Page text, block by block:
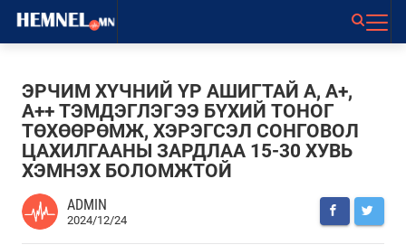
ЭРЧИМ ХҮЧНИЙ ҮР АШИГТАЙ А, А+,
А++ ТЭМДЭГЛЭГЭЭ БҮХИЙ ТОНОГ
ТӨХӨӨРӨМЖ, ХЭРЭГСЭЛ СОНГОВОЛ
ЦАХИЛГААНЫ ЗАРДЛАА 15-30 ХУВЬ
ХЭМНЭХ БОЛОМЖТОЙ
ADMIN
2024/12/24